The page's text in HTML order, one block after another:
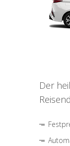
Der